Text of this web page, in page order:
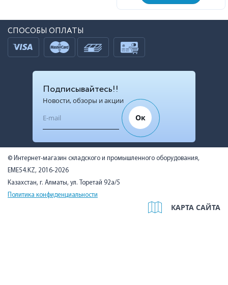
СПОСОБЫ ОПЛАТЫ
Подписывайтесь!!
Новости, обзоры и акции
Ок
© Интернет-магазин складского и промышленного оборудования,
EME54.KZ, 2016-2026
Казахстан, г. Алматы, ул. Торетай 92а/5
Политика конфиденциальности
КАРТА САЙТА